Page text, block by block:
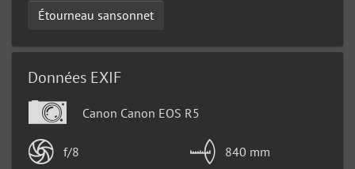
Étourneau sansonnet
Données EXIF
Canon Canon EOS R5
f/8 840 mm